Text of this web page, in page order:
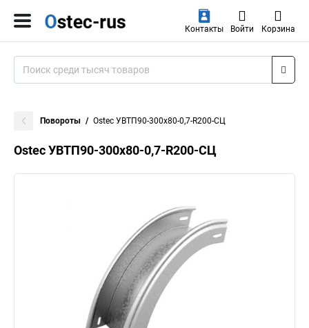
Контакты Войти Корзина
Повороты Ostec УВТП90-300х80-0,7-R200-СЦ
Ostec УВТП90-300х80-0,7-R200-СЦ